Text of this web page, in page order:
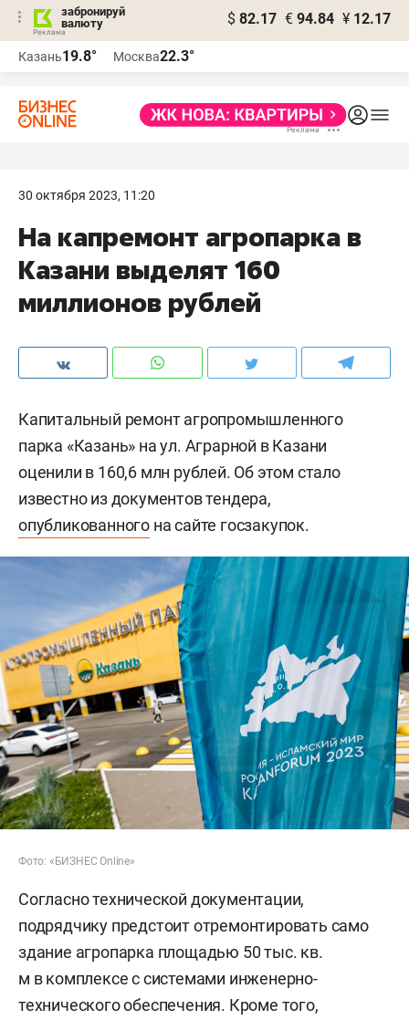
забронируй
валюту
$ 82.17 € 94.84 ¥ 12.17
Казань19.8° Москва22.3°
30 октября 2023, 11:20
На капремонт агропарка в
Казани выделят 160
миллионов рублей
Капитальный ремонт агропромышленного
парка «Казань» на ул. Аграрной в Казани
оценили в 160,6 млн рублей. Об этом стало
известно из документов тендера,
опубликованного на сайте госзакупок.
Фото: «БИЗНЕС Online»
Согласно технической документации,
подрядчику предстоит отремонтировать само
здание агропарка площадью 50 тыс. кв.
м в комплексе с системами инженерно-
технического обеспечения. Кроме того,